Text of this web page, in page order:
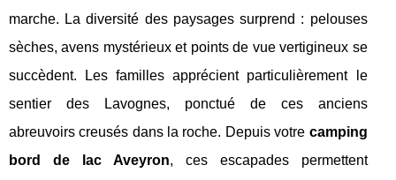
marche. La diversité des paysages surprend : pelouses
sèches, avens mystérieux et points de vue vertigineux se
succèdent. Les familles apprécient particulièrement le
sentier des Lavognes, ponctué de ces anciens
abreuvoirs creusés dans la roche. Depuis votre camping
bord de lac Aveyron, ces escapades permettent